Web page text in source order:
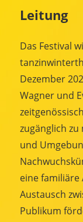
Leitung
Das Festival
Dezember
Wagner und
zugänglich
und
eine
Austausch
Publikum